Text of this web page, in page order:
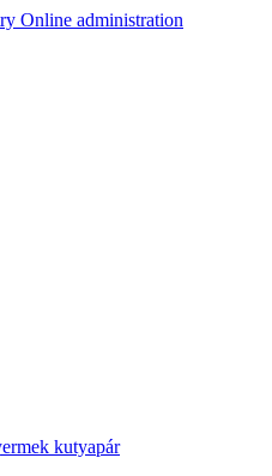
Online administration
kutyapár